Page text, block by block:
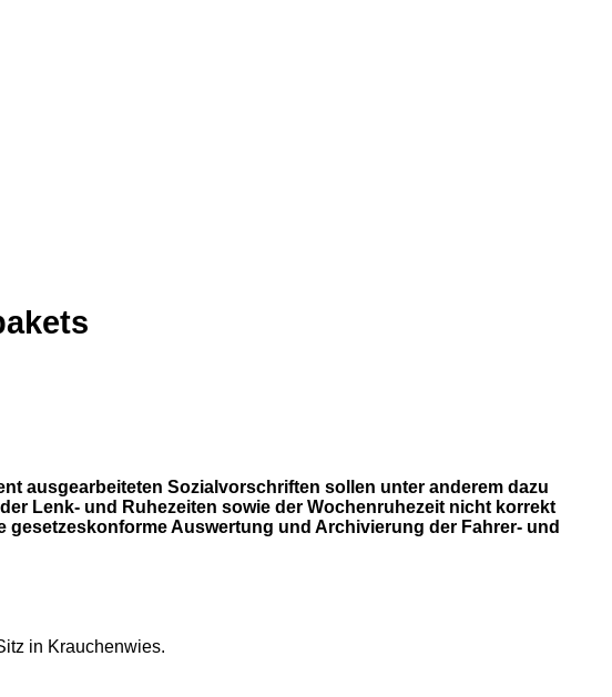
ausgearbeiteten Sozialvorschriften sollen unter anderem dazu
Lenk- und Ruhezeiten sowie der Wochenruhezeit nicht korrekt
Auswertung und Archivierung der Fahrer- und
in Krauchenwies.